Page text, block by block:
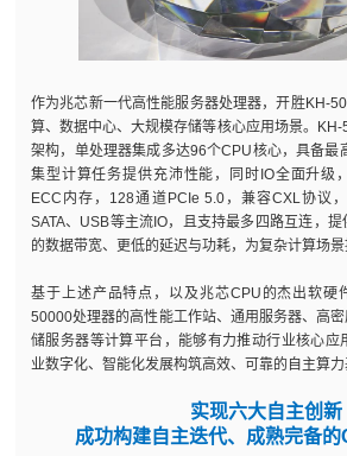
作为兆芯新一代高性能服务器处理器，开胜KH-
算、数据中心、大规模存储等核心应用场景。
架构，单处理器集成多达96个CPU核心，具备最
集型计算任务提供充沛性能，同时IO全面升级
ECC内存，128通道PCIe 5.0，兼容CXL协议
SATA、USB等主流IO，且支持最多四路互连，
的数据带宽、更低的延迟与功耗，为复杂计算场景
基于上述产品特点，以及兆芯CPU的杰出软硬
50000处理器的高性能工作站、通用服务器、高
储服务器等计算平台，能够有力推动行业核心应
业数字化、智能化发展构筑高效、可靠的自主算力
实现六大自主创新
成功构建自主迭代、成熟完备